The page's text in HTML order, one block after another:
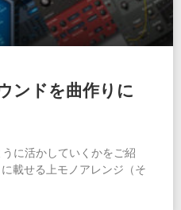
ンドを曲作りに
に活かしていくかをご紹
載せる上モノアレンジ（そ